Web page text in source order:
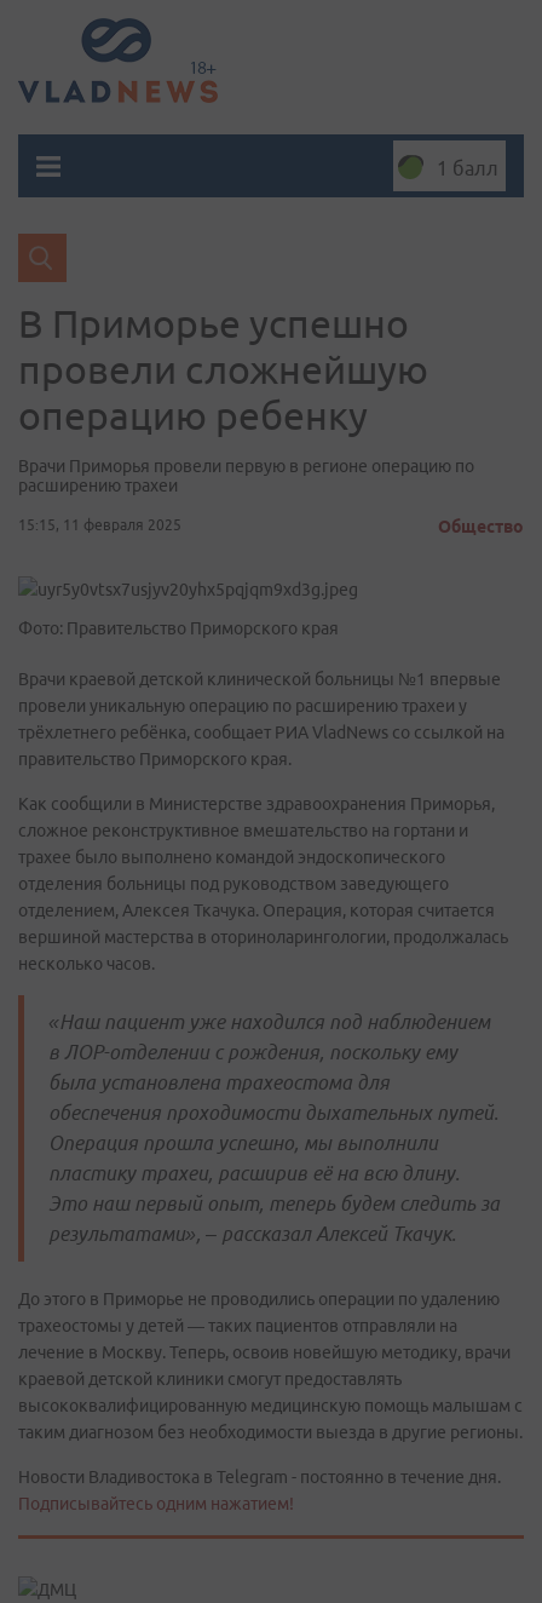
1 балл
В Приморье успешно
провели сложнейшую
операцию ребенку
Врачи Приморья провели первую в регионе операцию по
расширению трахеи
15:15, 11 февраля 2025 Общество
Фото: Правительство Приморского края
Врачи краевой детской клинической больницы №1 впервые
провели уникальную операцию по расширению трахеи у
трёхлетнего ребёнка, сообщает РИА VladNews со ссылкой на
правительство Приморского края.
Как сообщили в Министерстве здравоохранения Приморья,
сложное реконструктивное вмешательство на гортани и
трахее было выполнено командой эндоскопического
отделения больницы под руководством заведующего
отделением, Алексея Ткачука. Операция, которая считается
вершиной мастерства в оториноларингологии, продолжалась
несколько часов.
«Наш пациент уже находился под наблюдением
в ЛОР-отделении с рождения, поскольку ему
была установлена трахеостома для
обеспечения проходимости дыхательных путей.
Операция прошла успешно, мы выполнили
пластику трахеи, расширив её на всю длину.
Это наш первый опыт, теперь будем следить за
результатами», – рассказал Алексей Ткачук.
До этого в Приморье не проводились операции по удалению
трахеостомы у детей — таких пациентов отправляли на
лечение в Москву. Теперь, освоив новейшую методику, врачи
краевой детской клиники смогут предоставлять
высококвалифицированную медицинскую помощь малышам с
таким диагнозом без необходимости выезда в другие регионы.
Новости Владивостока в Telegram - постоянно в течение дня.
Подписывайтесь одним нажатием!